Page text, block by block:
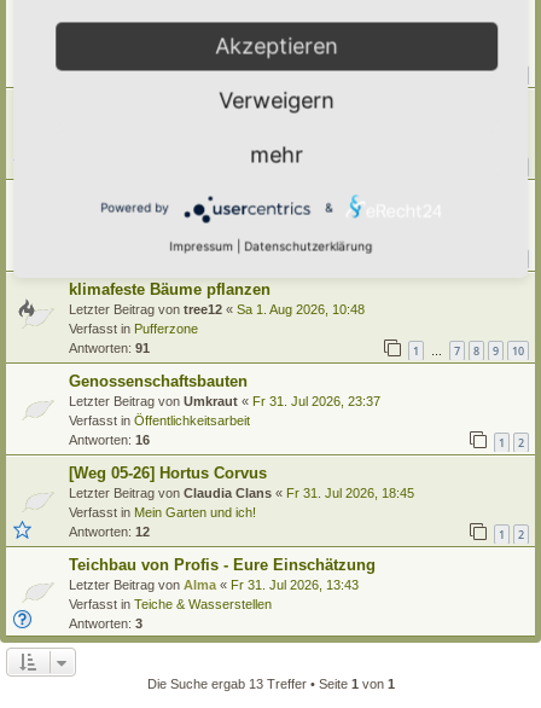
Mo 3. Aug 2026, 09:43
Umwelt, Klimawandel, Natur
Antworten:144 1 12 13 14
[Weg 11-24] Hortus Fragaria entsteht
Käfer im Hortus
Letzter Beitrag von tree12«Sa 1. Aug 2026, 15:13
klimafeste Bäume pflanzen
Letzter Beitrag von tree12 « Sa 1. Aug 2026, 10:48
Verfasst in Pufferzone
Antworten: 91 1 … 7 8 9 10
Genossenschaftsbauten
Letzter Beitrag von Umkraut « Fr 31. Jul 2026, 23:37
Verfasst in Öffentlichkeitsarbeit
Antworten: 16 1 2
[Weg 05-26] Hortus Corvus
Letzter Beitrag von Claudia Clans « Fr 31. Jul 2026, 18:45
Verfasst in Mein Garten und ich!
Antworten: 12 1 2
Teichbau von Profis - Eure Einschätzung
Letzter Beitrag von Alma « Fr 31. Jul 2026, 13:43
Verfasst in Teiche & Wasserstellen
Antworten: 3
Die Suche ergab 13 Treffer • Seite 1 von 1
Akzeptieren
Verweigern
mehr
Powered by &
Impressum Datenschutzerklärung